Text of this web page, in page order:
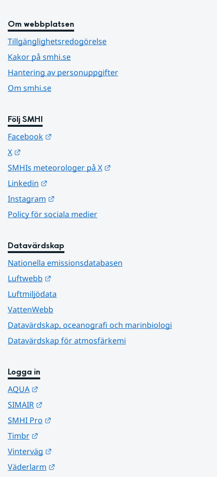
Om webbplatsen
Tillgänglighetsredogörelse
Kakor på smhi.se
Hantering av personuppgifter
Om smhi.se
Följ SMHI
Facebook
X
SMHIs meteorologer på X
Linkedin
Instagram
Policy för sociala medier
Datavärdskap
Nationella emissionsdatabasen
Luftwebb
Luftmiljödata
VattenWebb
Datavärdskap, oceanografi och marinbiologi
Datavärdskap för atmosfärkemi
Logga in
AQUA
SIMAIR
SMHI Pro
Timbr
Vinterväg
Väderlarm